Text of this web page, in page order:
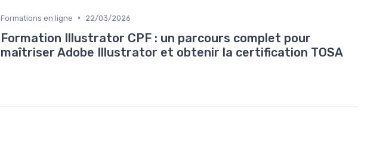
Formations en ligne • 22/03/2026
Formation Illustrator CPF : un parcours complet pour
maîtriser Adobe Illustrator et obtenir la certification TOSA